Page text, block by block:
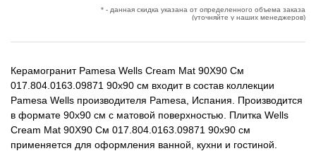
* - данная скидка указана от определенного объема заказа
(уточняйте у наших менеджеров)
Керамогранит Pamesa Wells Cream Mat 90X90 См
017.804.0163.09871 90x90 см входит в состав коллекции
Pamesa Wells производителя Pamesa, Испания. Производится
в формате 90x90 см с матовой поверхностью. Плитка Wells
Cream Mat 90X90 См 017.804.0163.09871 90x90 см
применяется для оформления ванной, кухни и гостиной.